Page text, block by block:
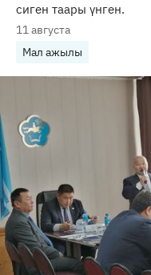
сиген таары үнген.
11 августа
Мал ажылы